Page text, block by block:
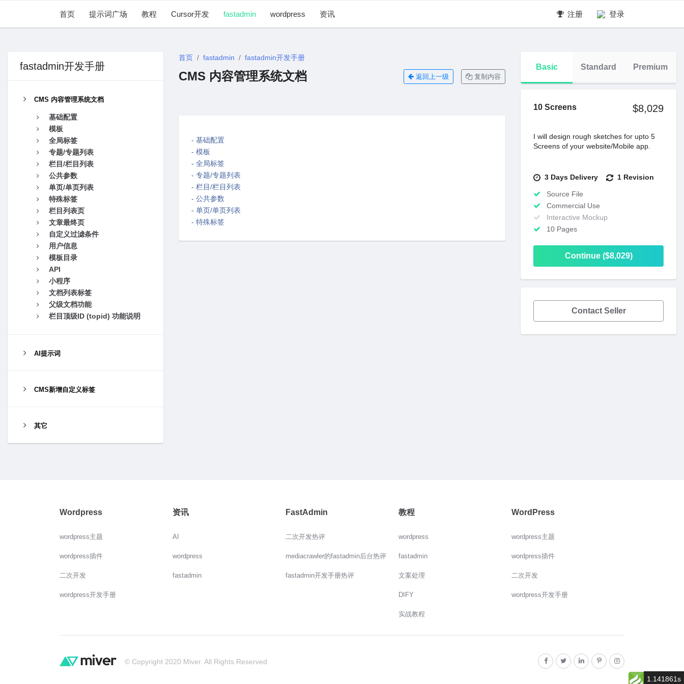
首页 提示词广场 教程 Cursor开发 fastadmin wordpress 资讯 注册 登录
fastadmin开发手册
CMS 内容管理系统文档
基础配置
模板
全局标签
专题/专题列表
栏目/栏目列表
公共参数
单页/单页列表
特殊标签
栏目列表页
文章最终页
自定义过滤条件
用户信息
模板目录
API
小程序
文档列表标签
父级文档功能
栏目顶级ID (topid) 功能说明
AI提示词
CMS新增自定义标签
其它
首页 fastadmin fastadmin开发手册
CMS 内容管理系统文档 返回上一级 复制内容
- 基础配置
- 模板
- 全局标签
- 专题/专题列表
- 栏目/栏目列表
- 公共参数
- 单页/单页列表
- 特殊标签
Basic Standard Premium
10 Screens $8,029
I will design rough sketches for upto 5
Screens of your website/Mobile app.
3 Days Delivery 1 Revision
Source File
Commercial Use
Interactive Mockup
10 Pages
Continue ($8,029)
Contact Seller
Wordpress
wordpress主题
wordpress插件
二次开发
wordpress开发手册
资讯
AI
wordpress
fastadmin
FastAdmin
二次开发热评
mediacrawler的fastadmin后台热评
fastadmin开发手册热评
教程
wordpress
fastadmin
文案处理
DIFY
实战教程
WordPress
wordpress主题
wordpress插件
二次开发
wordpress开发手册
© Copyright 2020 Miver. All Rights Reserved
1.141861s